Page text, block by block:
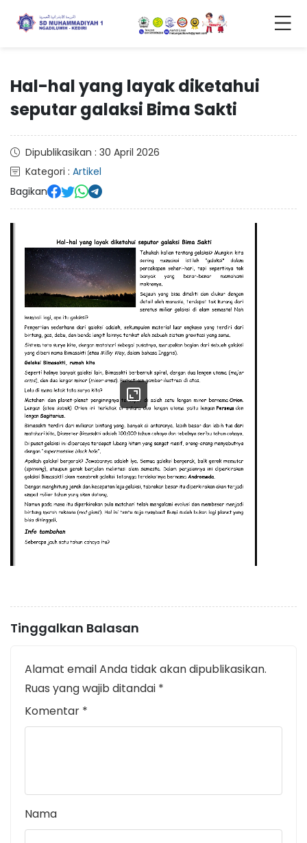
Hal-hal yang layak diketahui
seputar galaksi Bima Sakti
Dipublikasikan : 30 April 2026
Kategori : Artikel
Bagikan
Tinggalkan Balasan
Alamat email Anda tidak akan dipublikasikan.
Ruas yang wajib ditandai *
Komentar *
Nama